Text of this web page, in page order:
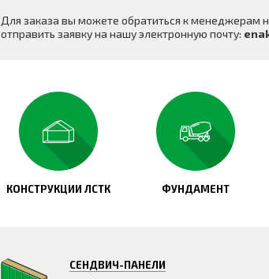
Для заказа вы можете обратиться к менеджерам
отправить заявку на нашу электронную почту:
КОНСТРУКЦИИ ЛСТК ФУНДАМЕНТ
СЕНДВИЧ-ПАНЕЛИ